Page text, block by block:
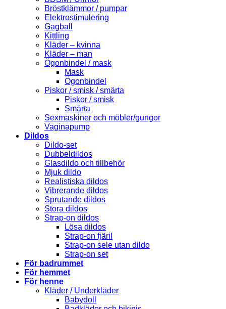
Bröstklämmor / pumpar
Elektrostimulering
Gagball
Kittling
Kläder – kvinna
Kläder – man
Ögonbindel / mask
Mask
Ögonbindel
Piskor / smisk / smärta
Piskor / smisk
Smärta
Sexmaskiner och möbler/gungor
Vaginapump
Dildos
Dildo-set
Dubbeldildos
Glasdildo och tillbehör
Mjuk dildo
Realistiska dildos
Vibrerande dildos
Sprutande dildos
Stora dildos
Strap-on dildos
Lösa dildos
Strap-on fjäril
Strap-on sele utan dildo
Strap-on set
För badrummet
För hemmet
För henne
Kläder / Underkläder
Babydoll